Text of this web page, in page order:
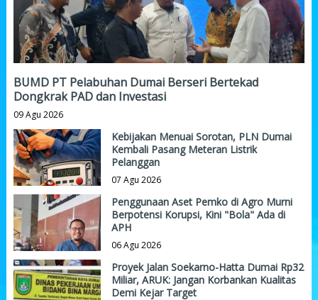
BUMD PT Pelabuhan Dumai Berseri Bertekad
Dongkrak PAD dan Investasi
09 Agu 2026
Kebijakan Menuai Sorotan, PLN Dumai
Kembali Pasang Meteran Listrik
Pelanggan
07 Agu 2026
Penggunaan Aset Pemko di Agro Murni
Berpotensi Korupsi, Kini "Bola" Ada di
APH
06 Agu 2026
Proyek Jalan Soekarno-Hatta Dumai Rp32
Miliar, ARUK: Jangan Korbankan Kualitas
Demi Kejar Target